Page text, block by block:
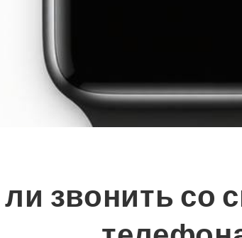
звонить со